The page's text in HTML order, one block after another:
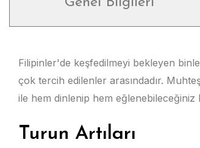
Filipinler'de keşfedilmeyi bekleyen
çok tercih edilenler arasındadır.
ile hem dinlenip hem eğlenebileceğiniz
Turun Artıları